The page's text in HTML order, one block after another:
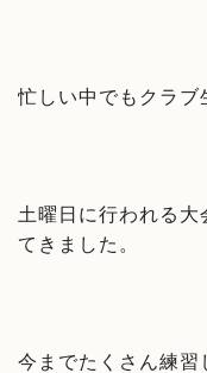
忙しい中でもクラブ
土曜日に行われる
てきました。
今までたくさん練習